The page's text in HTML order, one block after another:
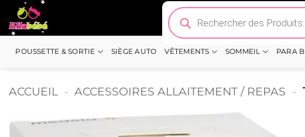
Passer
au
contenu
Recherche
de
produits
POUSSETTE & SORTIE SIÈGE AUTO VÊTEMENTS SOMMEIL PARA
ACCUEIL - ACCESSOIRES ALLAITEMENT / REPAS -